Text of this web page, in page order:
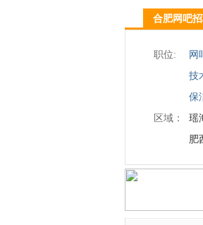
合肥网吧
职位: 网
技
保
区域：
瑶
肥